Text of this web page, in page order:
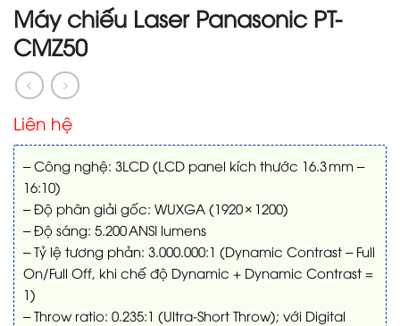
Máy chiếu Laser Panasonic PT-
CMZ50
Liên hệ
– Công nghệ: 3LCD (LCD panel kích thước 16.3 mm –
16:10)
– Độ phân giải gốc: WUXGA (1920 × 1200)
– Độ sáng: 5.200 ANSI lumens
– Tỷ lệ tương phản: 3.000.000:1 (Dynamic Contrast – Full
On/Full Off, khi chế độ Dynamic + Dynamic Contrast =
1)
– Throw ratio: 0.235:1 (Ultra‑Short Throw); với Digital